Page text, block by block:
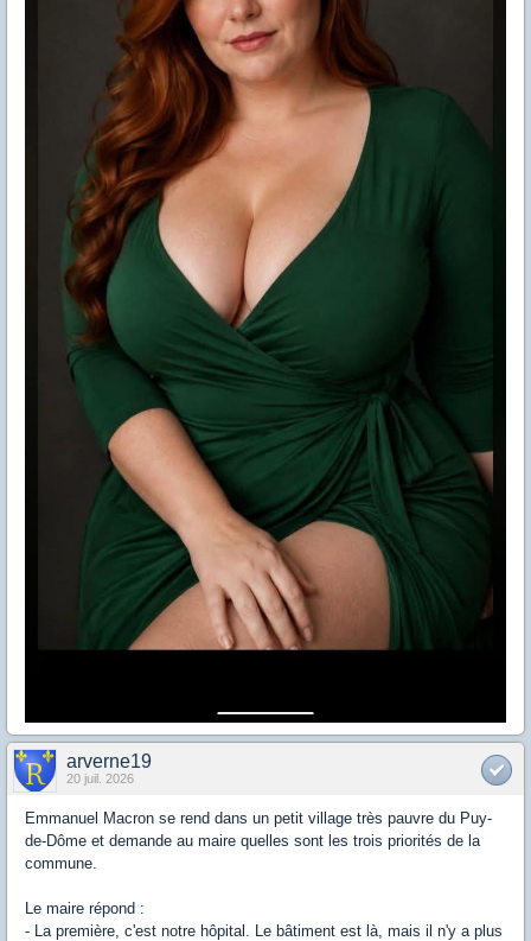
arverne19
20 juil. 2026
Emmanuel Macron se rend dans un petit village très pauvre du Puy-
de-Dôme et demande au maire quelles sont les trois priorités de la
commune.
Le maire répond :
- La première, c'est notre hôpital. Le bâtiment est là, mais il n'y a plus